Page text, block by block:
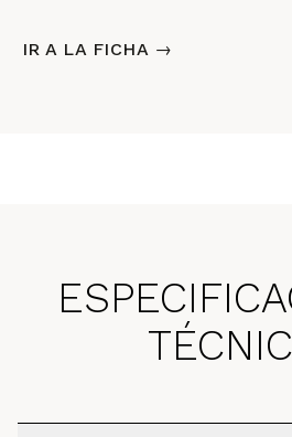
IR A LA FICHA →